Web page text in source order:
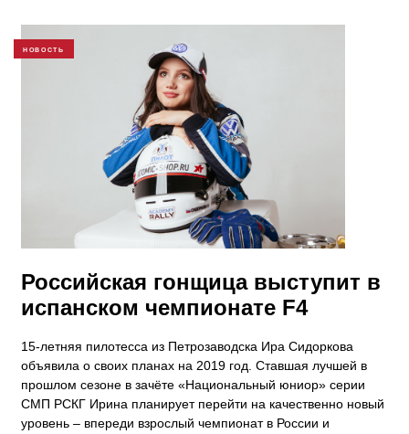
НОВОСТЬ
Российская гонщица выступит в
испанском чемпионате F4
15-летняя пилотесса из Петрозаводска Ира Сидоркова
объявила о своих планах на 2019 год. Ставшая лучшей в
прошлом сезоне в зачёте «Национальный юниор» серии
СМП РСКГ Ирина планирует перейти на качественно новый
уровень – впереди взрослый чемпионат в России и